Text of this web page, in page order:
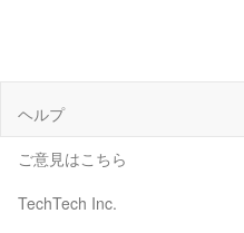
ヘルプ
ご意見はこちら
TechTech Inc.